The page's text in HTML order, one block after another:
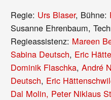
Regie: Urs Blaser, Bühne:
Susanne Ehrenbaum,
Regieassistenz: Mareen
Sabina Deutsch, Eric
Dominik Flaschka,André
Deutsch, Eric
Dal Molin, Peter Niklaus